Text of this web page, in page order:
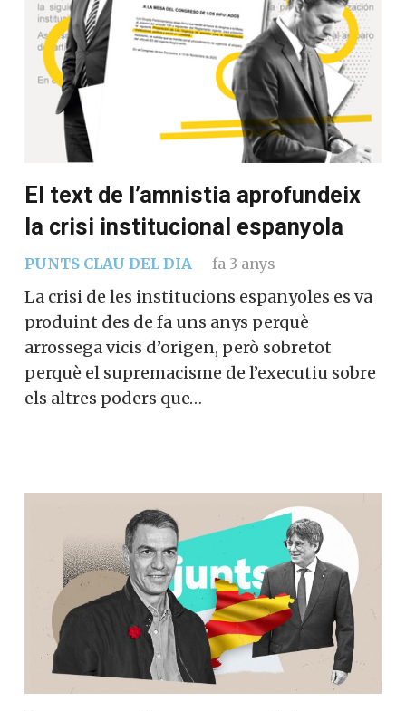
El text de l’amnistia aprofundeix
la crisi institucional espanyola
PUNTS CLAU DEL DIA fa 3 anys
La crisi de les institucions espanyoles es va
produint des de fa uns anys perquè
arrossega vicis d’origen, però sobretot
perquè el supremacisme de l’executiu sobre
els altres poders que…